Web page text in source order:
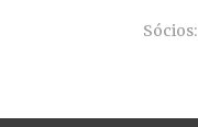
Sócios: